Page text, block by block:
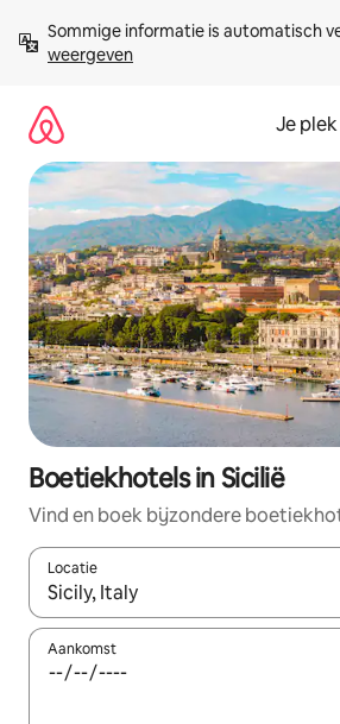
direct
naar
Sommige informatie is automatisch
weergeven
Je
Boetiekhotels in Sicilië
Vind en boek bijzondere
Locatie
Wanneer er resultaten beschikbaar
Aankomst